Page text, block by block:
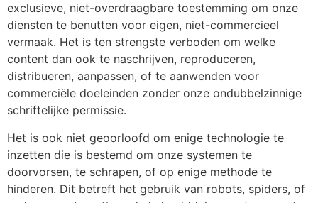
exclusieve, niet-overdraagbare toestemming om onze
diensten te benutten voor eigen, niet-commercieel
vermaak. Het is ten strengste verboden om welke
content dan ook te naschrijven, reproduceren,
distribueren, aanpassen, of te aanwenden voor
commerciële doeleinden zonder onze ondubbelzinnige
schriftelijke permissie.
Het is ook niet geoorloofd om enige technologie te
inzetten die is bestemd om onze systemen te
doorvorsen, te schrapen, of op enige methode te
hinderen. Dit betreft het gebruik van robots, spiders, of